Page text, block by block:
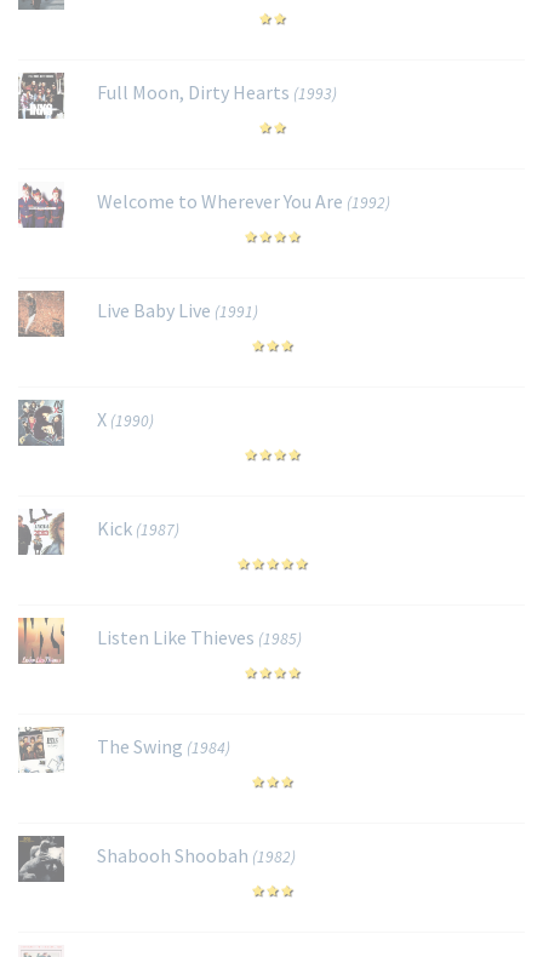
Full Moon, Dirty Hearts (1993)
Welcome to Wherever You Are (1992)
Live Baby Live (1991)
X (1990)
Kick (1987)
Listen Like Thieves (1985)
The Swing (1984)
Shabooh Shoobah (1982)